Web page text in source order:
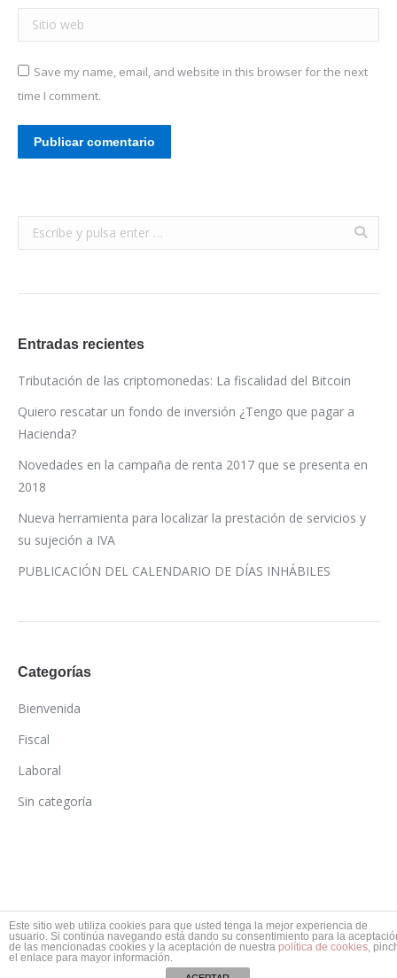
Sitio web
Save my name, email, and website in this browser for the next
time I comment.
Publicar comentario
Buscar:
Entradas recientes
Tributación de las criptomonedas: La fiscalidad del Bitcoin
Quiero rescatar un fondo de inversión ¿Tengo que pagar a
Hacienda?
Novedades en la campaña de renta 2017 que se presenta en
2018
Nueva herramienta para localizar la prestación de servicios y
su sujeción a IVA
PUBLICACIÓN DEL CALENDARIO DE DÍAS INHÁBILES
Categorías
Bienvenida
Fiscal
Laboral
Sin categoría
Diseñado por © BusinessGo 2017. Todos los derechos
reservados.Aviso Legal| Política de Privacidad
954 23 40 15 / 954 23 37 04
info@asesoriaheliopolis.es
Este sitio web utiliza cookies para que usted tenga la mejor experiencia de
usuario. Si continúa navegando está dando su consentimiento para la
de las mencionadas cookies y la aceptación de nuestra política de cookies,
el enlace para mayor información.